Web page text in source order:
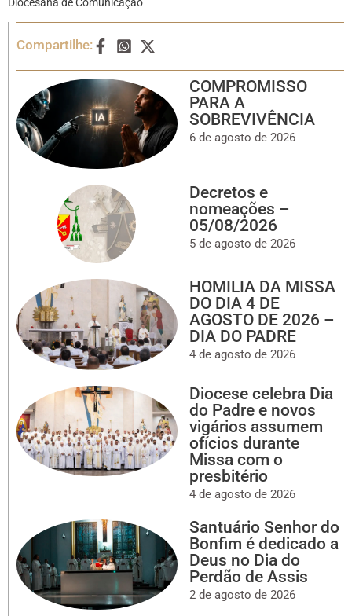
Compartilhe:
COMPROMISSO
PARA A
SOBREVIVÊNCIA
6 de agosto de 2026
Decretos e
nomeações –
05/08/2026
5 de agosto de 2026
HOMILIA DA MISSA
DO DIA 4 DE
AGOSTO DE 2026 –
DIA DO PADRE
4 de agosto de 2026
Diocese celebra Dia
do Padre e novos
vigários assumem
ofícios durante
Missa com o
presbitério
4 de agosto de 2026
Santuário Senhor do
Bonfim é dedicado a
Deus no Dia do
Perdão de Assis
2 de agosto de 2026